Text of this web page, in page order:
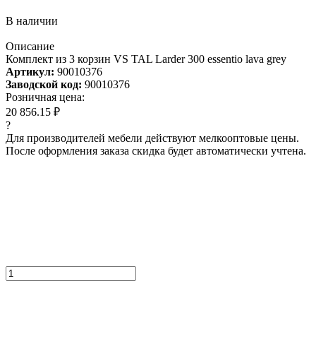
В наличии
Описание
Комплект из 3 корзин VS TAL Larder 300 essentio lava grey
Артикул: 90010376
Заводской код: 90010376
Розничная цена:
20 856.15 ₽
?
Для производителей мебели действуют мелкооптовые цены.
После оформления заказа скидка будет автоматически учтена.